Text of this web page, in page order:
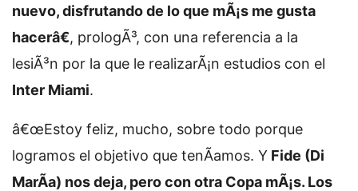
nuevo, disfrutando de lo que mÃ¡s me gusta
hacerâ€, prologÃ³, con una referencia a la
lesiÃ³n por la que le realizarÃ¡n estudios con el
Inter Miami.
â€œEstoy feliz, mucho, sobre todo porque
logramos el objetivo que tenÃ­amos. Y Fide (Di
MarÃ­a) nos deja, pero con otra Copa mÃ¡s. Los